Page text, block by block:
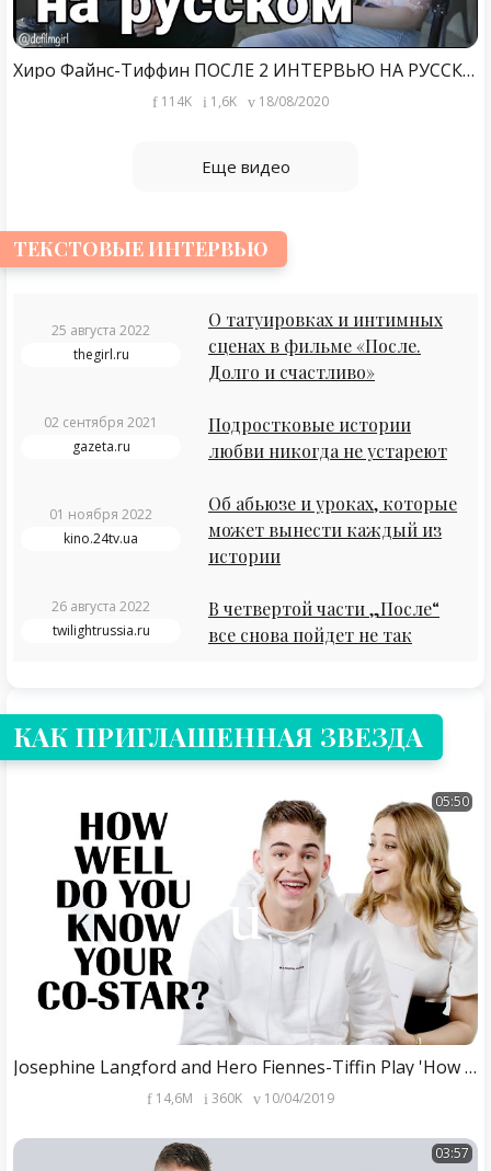
Хиро Файнс-Тиффин ПОСЛЕ 2 ИНТЕРВЬЮ НА РУССКОМ С РУССКИМИ СУБТИТРАМИ
114K 1,6K 18/08/2020
Еще видео
ТЕКСТОВЫЕ ИНТЕРВЬЮ
25 августа 2022
thegirl.ru
О татуировках и интимных
сценах в фильме «После.
Долго и счастливо»
02 сентября 2021
gazeta.ru
Подростковые истории
любви никогда не устареют
01 ноября 2022
kino.24tv.ua
Об абьюзе и уроках, которые
может вынести каждый из
истории
26 августа 2022
twilightrussia.ru
В четвертой части „После“
все снова пойдет не так
КАК ПРИГЛАШЕННАЯ ЗВЕЗДА
05:50
Josephine Langford and Hero Fiennes-Tiffin Play 'How Well Do You Know Your Co-Star?' | Marie Claire
14,6M 360K 10/04/2019
03:57